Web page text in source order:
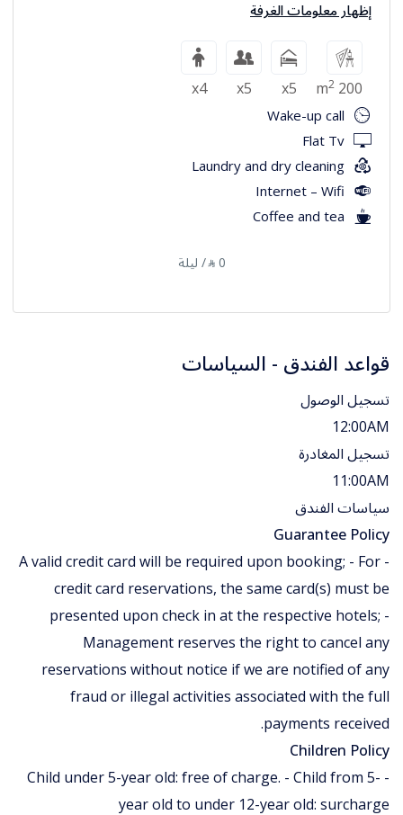
إظهار معلومات الغرفة
200 m
2
x5
x5
x4
Wake-up call
Flat Tv
Laundry and dry cleaning
Internet – Wifi
Coffee and tea
0
⃁/ ليلة
قواعد الفندق - السياسات
تسجيل الوصول
12:00AM
تسجيل المغادرة
11:00AM
سياسات الفندق
Guarantee Policy
- A valid credit card will be required upon booking; - For
credit card reservations, the same card(s) must be
presented upon check in at the respective hotels; -
Management reserves the right to cancel any
reservations without notice if we are notified of any
fraud or illegal activities associated with the full
payments received.
Children Policy
- Child under 5-year old: free of charge. - Child from 5-
year old to under 12-year old: surcharge